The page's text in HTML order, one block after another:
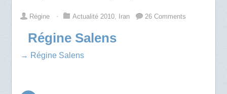
Régine ⋅ Actualité 2010, Iran 26 Comments
Régine Salens
→ Régine Salens